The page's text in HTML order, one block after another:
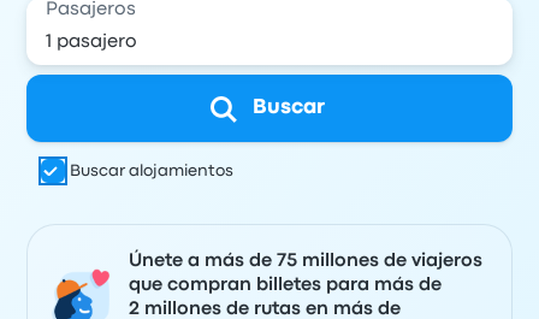
Pasajeros
Buscar
Buscar alojamientos
Únete a más de 75 millones de viajeros
que compran billetes para más de
2 millones de rutas en más de